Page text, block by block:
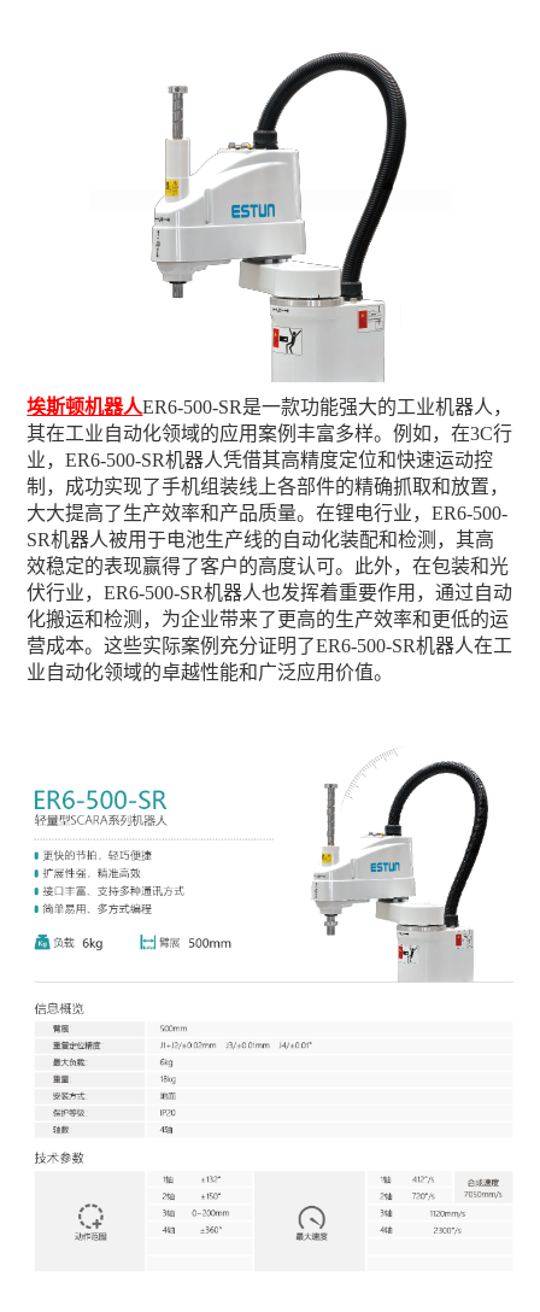
埃斯顿机器人ER6-500-SR是一款功能强大的工业机器人，
其在工业自动化领域的应用案例丰富多样。例如，在3C行
业，ER6-500-SR机器人凭借其高精度定位和快速运动控
制，成功实现了手机组装线上各部件的精确抓取和放置，
大大提高了生产效率和产品质量。在锂电行业，ER6-500-
SR机器人被用于电池生产线的自动化装配和检测，其高
效稳定的表现赢得了客户的高度认可。此外，在包装和光
伏行业，ER6-500-SR机器人也发挥着重要作用，通过自动
化搬运和检测，为企业带来了更高的生产效率和更低的运
营成本。这些实际案例充分证明了ER6-500-SR机器人在工
业自动化领域的卓越性能和广泛应用价值。